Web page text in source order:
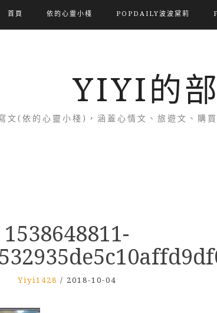
首頁 依的心靈小棧 POPDAILY波波黛莉
YIYI的
(依的心靈小棧)，涵蓋心情文、旅遊文、購買
1538648811-
Yiyi1428 / 2018-10-04